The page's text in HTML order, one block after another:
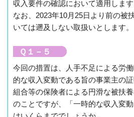
収入要件の確認において適用します
なお、2023年10月25日より前の被
いては遡及しない取扱いとします。
Ｑ１－５
今回の措置は、人手不足による労
的な収入変動である旨の事業主の
組合等の保険者による円滑な被扶
のことですが、「一時的な収入変